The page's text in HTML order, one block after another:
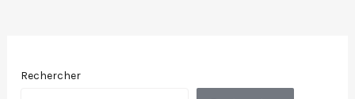
Rechercher